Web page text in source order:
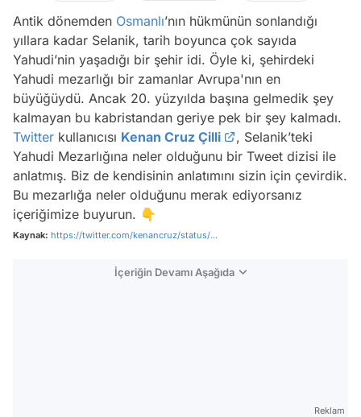
Antik dönemden Osmanlı’nın hükmünün sonlandığı
yıllara kadar Selanik, tarih boyunca çok sayıda
Yahudi’nin yaşadığı bir şehir idi. Öyle ki, şehirdeki
Yahudi mezarlığı bir zamanlar Avrupa'nın en
büyüğüydü. Ancak 20. yüzyılda başına gelmedik şey
kalmayan bu kabristandan geriye pek bir şey kalmadı.
Twitter kullanıcısı Kenan Cruz Çilli
, Selanik’teki
Yahudi Mezarlığına neler olduğunu bir Tweet dizisi ile
anlatmış. Biz de kendisinin anlatımını sizin için çevirdik.
Bu mezarlığa neler olduğunu merak ediyorsanız
içeriğimize buyurun. 👇
Kaynak: https://twitter.com/kenancruz/status/...
İçeriğin Devamı Aşağıda
Reklam